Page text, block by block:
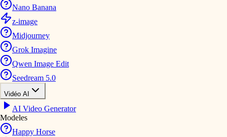
Nano Banana
z-image
Midjourney
Grok Imagine
Qwen Image Edit
Seedream 5.0
Vidéo AI
AI Video Generator
Modeles
Happy Horse